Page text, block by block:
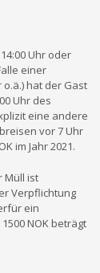
Uhr oder
einer
hat der Gast
Uhr des
eine andere
vor 7 Uhr
im Jahr 2021.
Müll ist
Verpflichtung
ein
NOK beträgt